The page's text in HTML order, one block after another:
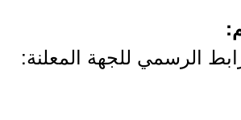
الرسمي للجهة المعلنة: